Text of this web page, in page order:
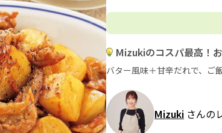
Mizukiのコスパ最高！
バター風味＋甘辛だれで、ご
Mizuki さんの